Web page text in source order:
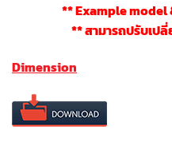
** Example
** สามารถปรับเป
Dimension